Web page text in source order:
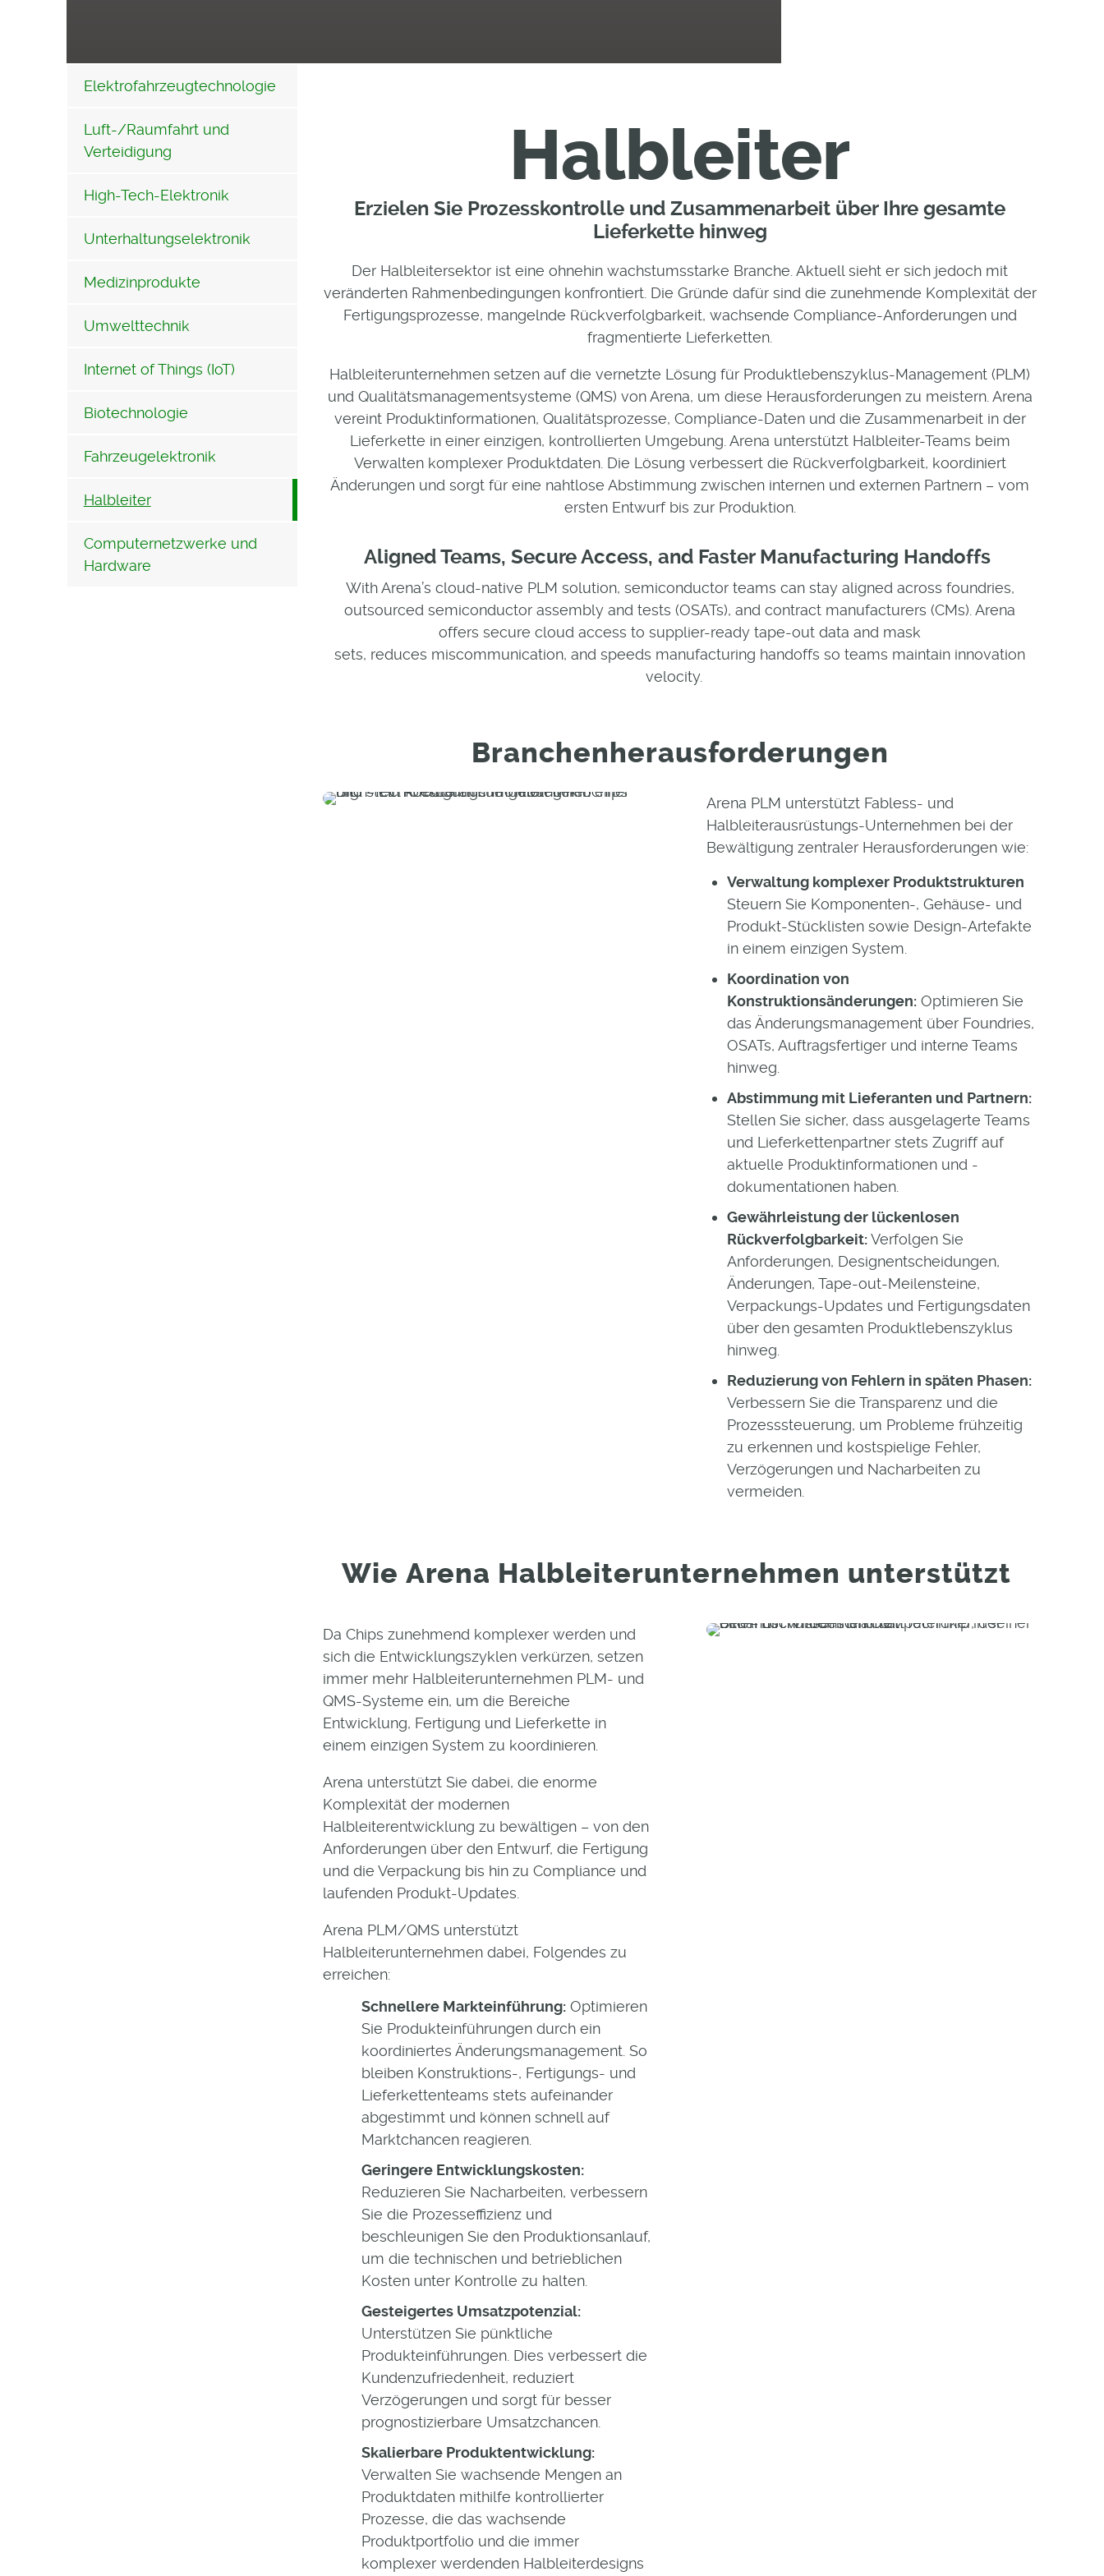
Elektrofahrzeugtechnologie
Luft-/Raumfahrt und
Verteidigung
High-Tech-Elektronik
Unterhaltungselektronik
Medizinprodukte
Umwelttechnik
Internet of Things (IoT)
Biotechnologie
Fahrzeugelektronik
Halbleiter
Computernetzwerke und
Hardware
Halbleiter
Erzielen Sie Prozesskontrolle und Zusammenarbeit über Ihre gesamte
Lieferkette hinweg
Der Halbleitersektor ist eine ohnehin wachstumsstarke Branche. Aktuell sieht er sich jedoch mit
veränderten Rahmenbedingungen konfrontiert. Die Gründe dafür sind die zunehmende Komplexität der
Fertigungsprozesse, mangelnde Rückverfolgbarkeit, wachsende Compliance-Anforderungen und
fragmentierte Lieferketten.
Halbleiterunternehmen setzen auf die vernetzte Lösung für Produktlebenszyklus-Management (PLM)
und Qualitätsmanagementsysteme (QMS) von Arena, um diese Herausforderungen zu meistern. Arena
vereint Produktinformationen, Qualitätsprozesse, Compliance-Daten und die Zusammenarbeit in der
Lieferkette in einer einzigen, kontrollierten Umgebung. Arena unterstützt Halbleiter-Teams beim
Verwalten komplexer Produktdaten. Die Lösung verbessert die Rückverfolgbarkeit, koordiniert
Änderungen und sorgt für eine nahtlose Abstimmung zwischen internen und externen Partnern – vom
ersten Entwurf bis zur Produktion.
Aligned Teams, Secure Access, and Faster Manufacturing Handoffs
With Arena’s cloud-native PLM solution, semiconductor teams can stay aligned across foundries,
outsourced semiconductor assembly and tests (OSATs), and contract manufacturers (CMs). Arena
offers secure cloud access to supplier-ready tape-out data and mask
sets, reduces miscommunication, and speeds manufacturing handoffs so teams maintain innovation
velocity.
Branchenherausforderungen
Arena PLM unterstützt Fabless- und
Halbleiterausrüstungs-Unternehmen bei der
Bewältigung zentraler Herausforderungen wie:
Verwaltung komplexer Produktstrukturen
Steuern Sie Komponenten-, Gehäuse- und
Produkt-Stücklisten sowie Design-Artefakte
in einem einzigen System.
Koordination von
Konstruktionsänderungen: Optimieren Sie
das Änderungsmanagement über Foundries,
OSATs, Auftragsfertiger und interne Teams
hinweg.
Abstimmung mit Lieferanten und Partnern:
Stellen Sie sicher, dass ausgelagerte Teams
und Lieferkettenpartner stets Zugriff auf
aktuelle Produktinformationen und -
dokumentationen haben.
Gewährleistung der lückenlosen
Rückverfolgbarkeit:Verfolgen Sie
Anforderungen, Designentscheidungen,
Änderungen, Tape-out-Meilensteine,
Verpackungs-Updates und Fertigungsdaten
über den gesamten Produktlebenszyklus
hinweg.
Reduzierung von Fehlern in späten Phasen:
Verbessern Sie die Transparenz und die
Prozesssteuerung, um Probleme frühzeitig
zu erkennen und kostspielige Fehler,
Verzögerungen und Nacharbeiten zu
vermeiden.
Wie Arena Halbleiterunternehmen unterstützt
Da Chips zunehmend komplexer werden und
sich die Entwicklungszyklen verkürzen, setzen
immer mehr Halbleiterunternehmen PLM- und
QMS-Systeme ein, um die Bereiche
Entwicklung, Fertigung und Lieferkette in
einem einzigen System zu koordinieren.
Arena unterstützt Sie dabei, die enorme
Komplexität der modernen
Halbleiterentwicklung zu bewältigen – von den
Anforderungen über den Entwurf, die Fertigung
und die Verpackung bis hin zu Compliance und
laufenden Produkt-Updates.
Arena PLM/QMS unterstützt
Halbleiterunternehmen dabei, Folgendes zu
erreichen:
Schnellere Markteinführung: Optimieren
Sie Produkteinführungen durch ein
koordiniertes Änderungsmanagement. So
bleiben Konstruktions-, Fertigungs- und
Lieferkettenteams stets aufeinander
abgestimmt und können schnell auf
Marktchancen reagieren.
Geringere Entwicklungskosten:
Reduzieren Sie Nacharbeiten, verbessern
Sie die Prozesseffizienz und
beschleunigen Sie den Produktionsanlauf,
um die technischen und betrieblichen
Kosten unter Kontrolle zu halten.
Gesteigertes Umsatzpotenzial:
Unterstützen Sie pünktliche
Produkteinführungen. Dies verbessert die
Kundenzufriedenheit, reduziert
Verzögerungen und sorgt für besser
prognostizierbare Umsatzchancen.
Skalierbare Produktentwicklung:
Verwalten Sie wachsende Mengen an
Produktdaten mithilfe kontrollierter
Prozesse, die das wachsende
Produktportfolio und die immer
komplexer werdenden Halbleiterdesigns